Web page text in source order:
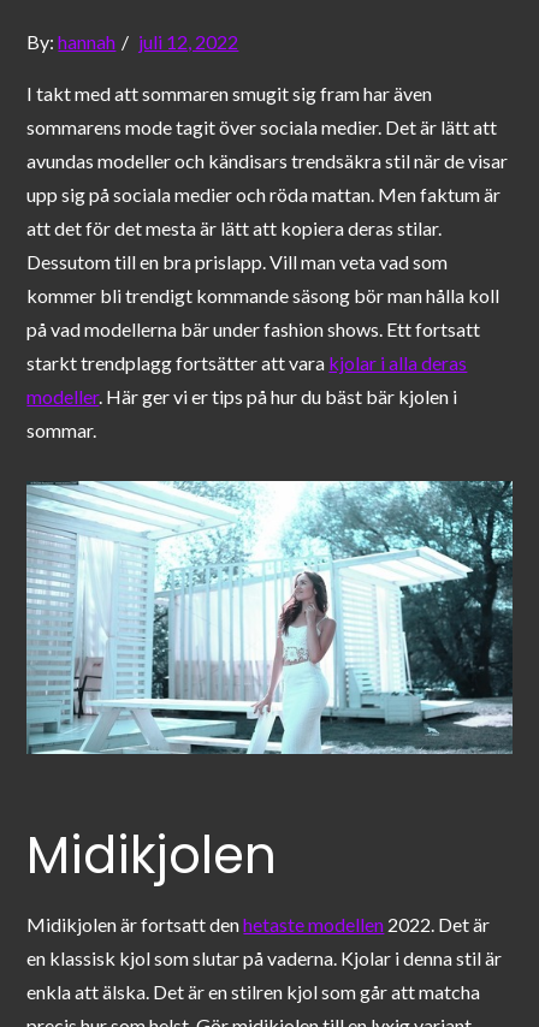
By:hannah
Posted
juli 12, 2022
I takt med att sommaren smugit sig fram har även
sommarens mode tagit över sociala medier. Det är lätt att
avundas modeller och kändisars trendsäkra stil när de visar
upp sig på sociala medier och röda mattan. Men faktum är
att det för det mesta är lätt att kopiera deras stilar.
Dessutom till en bra prislapp. Vill man veta vad som
kommer bli trendigt kommande säsong bör man hålla koll
på vad modellerna bär under fashion shows. Ett fortsatt
starkt trendplagg fortsätter att vara kjolar i alla deras
modeller. Här ger vi er tips på hur du bäst bär kjolen i
sommar.
Midikjolen
Midikjolen är fortsatt denhetaste modellen 2022. Det är
en klassisk kjol som slutar på vaderna. Kjolar i denna stil är
enkla att älska. Det är en stilren kjol som går att matcha